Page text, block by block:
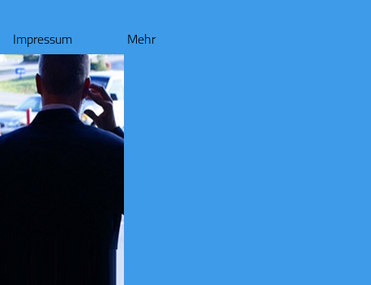
Impressum Mehr